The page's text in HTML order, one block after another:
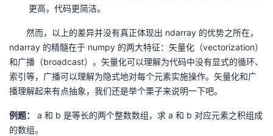
更高，代码更简洁。
然而，以上的差异并没有真正体现出 ndarray 的优势之所在，
ndarray 的精髓在于 numpy 的两大特征：矢量化（vectorization）
和广播（broadcast）。矢量化可以理解为代码中没有显式的循环、
索引等，广播可以理解为隐式地对每个元素实施操作。矢量化和广
播理解起来有点抽象，我们还是举个栗子来说明一下吧。
例题：
a 和 b 是等长的两个整数数组，求 a 和 b 对应元素之积组成
的数组。